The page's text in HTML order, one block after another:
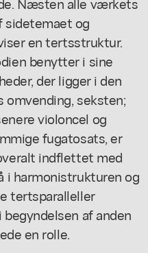
sidetemaet og
en tertsstruktur.
benytter i sine
der ligger i den
seksten;
violoncel og
fugatosats, er
indflettet med
i harmonistrukturen og
tertsparalleller
af anden
en rolle.